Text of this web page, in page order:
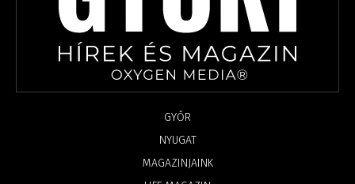
GYŐR
NYUGAT
MAGAZINJAINK